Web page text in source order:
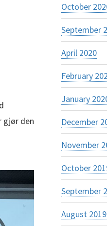
gjør den
October
September
April 2020
February
January
December
November
October
September
August 2019